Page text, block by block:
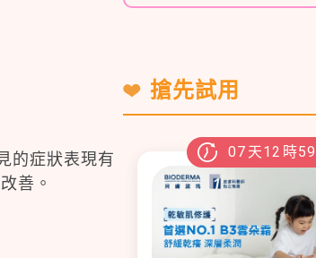
的症狀表現有
善。
搶先試用
07 天12 時59